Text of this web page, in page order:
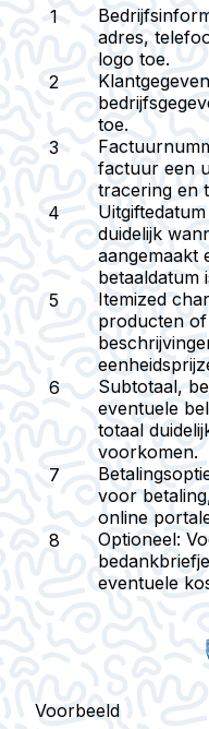
adres,
logo toe.
toe.
factuur een
tracering en
duidelijk
aangemaakt
betaaldatum
Itemized
producten
Subtotaal,
eventuele
totaal
voorkomen.
voor
online
Optioneel:
eventuele
Voorbeeld